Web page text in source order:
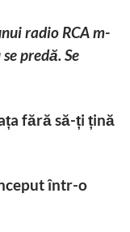
h
at
n
k
ă
radio RCA m-
predă. Se
fără să-ți țină
într-o